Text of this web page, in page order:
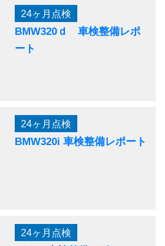
24ヶ月点検
BMW320ｄ 車検整備レポ
ート
24ヶ月点検
BMW320i 車検整備レポート
24ヶ月点検